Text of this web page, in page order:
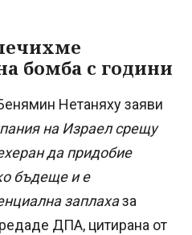
бомба с години
Нетаняху заяви
на Израел срещу
да придобие
бъдеще и е
заплахаза
ДПА, цитирана от